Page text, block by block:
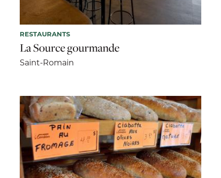
RESTAURANTS
La Source gourmande
Saint-Romain